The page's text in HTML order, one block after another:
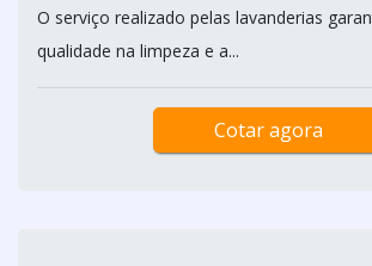
O serviço realizado pelas lavanderias
qualidade na limpeza e a...
Cotar agora